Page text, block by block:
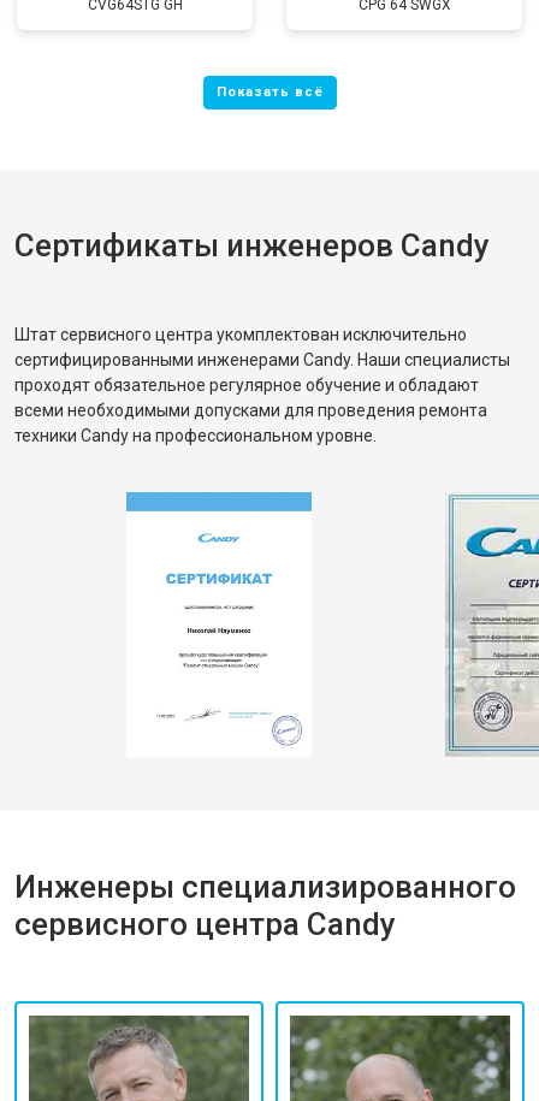
CVG64STG GH CPG 64 SWGX
Сертификаты инженеров Candy
Штат сервисного центра укомплектован исключительно
сертифицированными инженерами Candy. Наши специалисты
проходят обязательное регулярное обучение и обладают
всеми необходимыми допусками для проведения ремонта
техники Candy на профессиональном уровне.
Инженеры специализированного
сервисного центра Candy